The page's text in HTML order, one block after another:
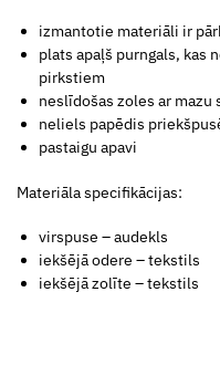
izmantotie materiāli ir
plats apaļš purngals, kas
pirkstiem
neslīdošas zoles ar mazu
neliels papēdis
pastaigu apavi
Materiāla specifikācijas:
virspuse – audekls
iekšējā odere – tekstils
iekšējā zolīte – tekstils